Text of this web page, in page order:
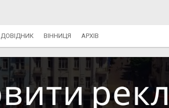
ДОВІДНИК ВІННИЦЯ АРХІВ